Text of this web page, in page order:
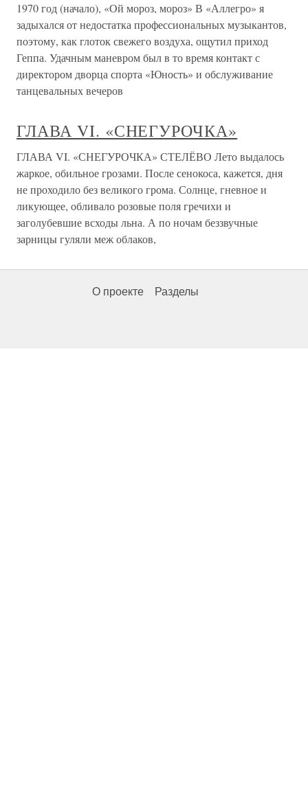
1970 год (начало), «Ой мороз, мороз» В «Аллегро» я
задыхался от недостатка профессиональных музыкантов,
поэтому, как глоток свежего воздуха, ощутил приход
Геппа. Удачным маневром был в то время контакт с
директором дворца спорта «Юность» и обслуживание
танцевальных вечеров
ГЛАВА VI. «СНЕГУРОЧКА»
ГЛАВА VI. «СНЕГУРОЧКА» СТЕЛЁВО Лето выдалось
жаркое, обильное грозами. После сенокоса, кажется, дня
не проходило без великого грома. Солнце, гневное и
ликующее, обливало розовые поля гречихи и
заголубевшие всходы льна. А по ночам беззвучные
зарницы гуляли меж облаков,
О проекте Разделы